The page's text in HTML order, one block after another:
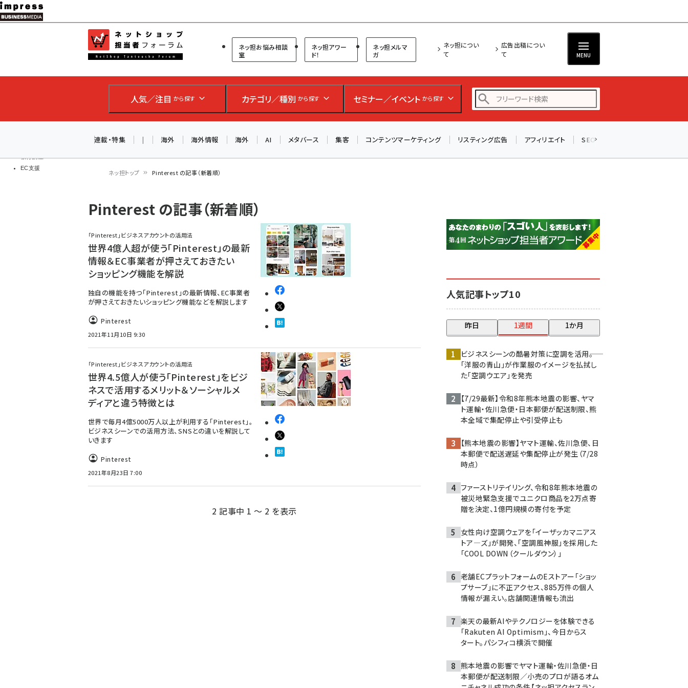
メ
イ
ン
ツ
移
教育講座
EC支援
ネットショップ担当者フォーラム
ネッ担お悩み相談
室
ネッ担アワー
ド！
ネッ担メルマ
ガ
ネッ担につい
て
広告出稿につい
て
MENU
人気／注目 から探す カテゴリ／種別 から探す セミナー／イベント から探す
アスクル (1118)
base (1071)
連載・特集 | 海外 海外情報 海外 AI メタバース 集客 コンテンツマーケティング リスティング広告 アフィリエイト SEO
ン
く
ず
ネッ担トップ Pinterest の記事（新着順）
Pinterest の記事（新着順）
「Pinterest」ビジネスアカウントの活用法
世界4億人超が使う「Pinterest」の最新
情報＆EC事業者が押さえておきたい
ショッピング機能を解説
独自の機能を持つ「Pinterest」の最新情報、EC事業者
が押さえておきたいショッピング機能などを解説します
Pinterest
2021年11月10日 9:30
「Pinterest」ビジネスアカウントの活用法
世界4.5億人が使う「Pinterest」をビジ
ネスで活用するメリット＆ソーシャルメ
ディアと違う特徴とは
世界で毎月4億5000万人以上が利用する「Pinterest」。
ビジネスシーンでの活用方法、SNSとの違いを解説して
いきます
Pinterest
2021年8月23日 7:00
2 記事中 1 ～ 2 を表示
人気記事トップ10
昨日 1週間 1か月
ビジネスシーンの酷暑対策に空調を活用――。
「洋服の青山」が作業服のイメージを払拭し
た「空調ウエア」を発売
【7/29最新】令和8年熊本地震の影響、ヤマ
ト運輸・佐川急便・日本郵便が配送制限、熊
本全域で集配停止や引受停止も
【熊本地震の影響】ヤマト運輸、佐川急便、日
本郵便で配送遅延や集配停止が発生（7/28
時点）
ファーストリテイリング、令和8年熊本地震の
被災地緊急支援でユニクロ商品を2万点寄
贈を決定、1億円規模の寄付を予定
女性向け空調ウェアを「イーザッカマニアス
トア―ズ」が開発、「空調風神服」を採用した
「COOL DOWN（クールダウン）」
老舗ECプラットフォームのEストアー「ショッ
プサーブ」に不正アクセス、885万件の個人
情報が漏えい。店舗関連情報も流出
楽天の最新AIやテクノロジーを体験できる
「Rakuten AI Optimism」、今日からス
タート。パシフィコ横浜で開催
熊本地震の影響でヤマト運輸・佐川急便・日
本郵便が配送制限／小売のプロが語るオム